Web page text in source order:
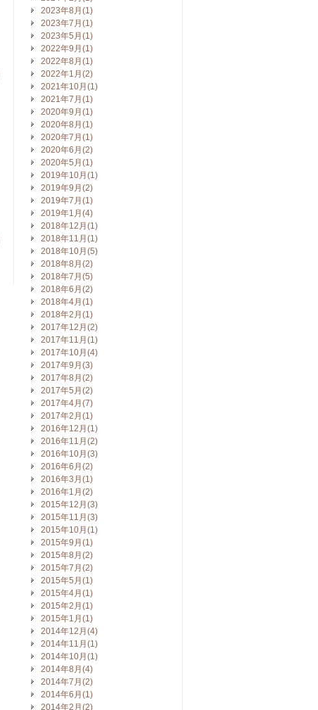
2023年8月(1)
2023年7月(1)
2023年5月(1)
2022年9月(1)
2022年8月(1)
2022年1月(2)
2021年10月(1)
2021年7月(1)
2020年9月(1)
2020年8月(1)
2020年7月(1)
2020年6月(2)
2020年5月(1)
2019年10月(1)
2019年9月(2)
2019年7月(1)
2019年1月(4)
2018年12月(1)
2018年11月(1)
2018年10月(5)
2018年8月(2)
2018年7月(5)
2018年6月(2)
2018年4月(1)
2018年2月(1)
2017年12月(2)
2017年11月(1)
2017年10月(4)
2017年9月(3)
2017年8月(2)
2017年5月(2)
2017年4月(7)
2017年2月(1)
2016年12月(1)
2016年11月(2)
2016年10月(3)
2016年6月(2)
2016年3月(1)
2016年1月(2)
2015年12月(3)
2015年11月(3)
2015年10月(1)
2015年9月(1)
2015年8月(2)
2015年7月(2)
2015年5月(1)
2015年4月(1)
2015年2月(1)
2015年1月(1)
2014年12月(4)
2014年11月(1)
2014年10月(1)
2014年8月(4)
2014年7月(2)
2014年6月(1)
2014年2月(2)